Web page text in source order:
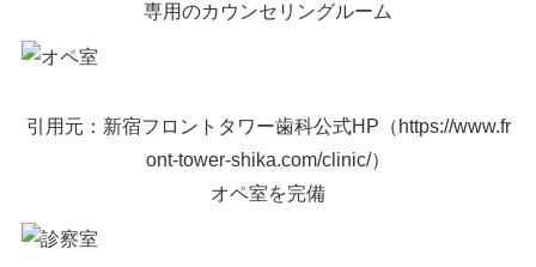
専用のカウンセリングルーム
引用元：新宿フロントタワー歯科公式HP（https://www.fr
ont-tower-shika.com/clinic/）
オペ室を完備